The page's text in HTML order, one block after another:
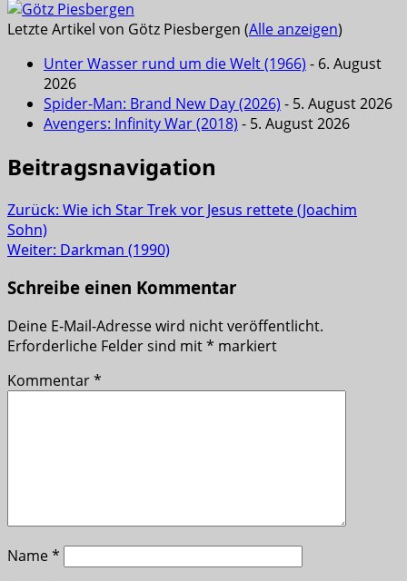
Letzte Artikel von Götz Piesbergen (Alle anzeigen)
Unter Wasser rund um die Welt (1966) - 6. August
2026
Spider-Man: Brand New Day (2026) - 5. August 2026
Avengers: Infinity War (2018) - 5. August 2026
Beitragsnavigation
Zurück: Wie ich Star Trek vor Jesus rettete (Joachim
Sohn)
Weiter: Darkman (1990)
Schreibe einen Kommentar
Deine E-Mail-Adresse wird nicht veröffentlicht.
Erforderliche Felder sind mit* markiert
Kommentar*
Name*